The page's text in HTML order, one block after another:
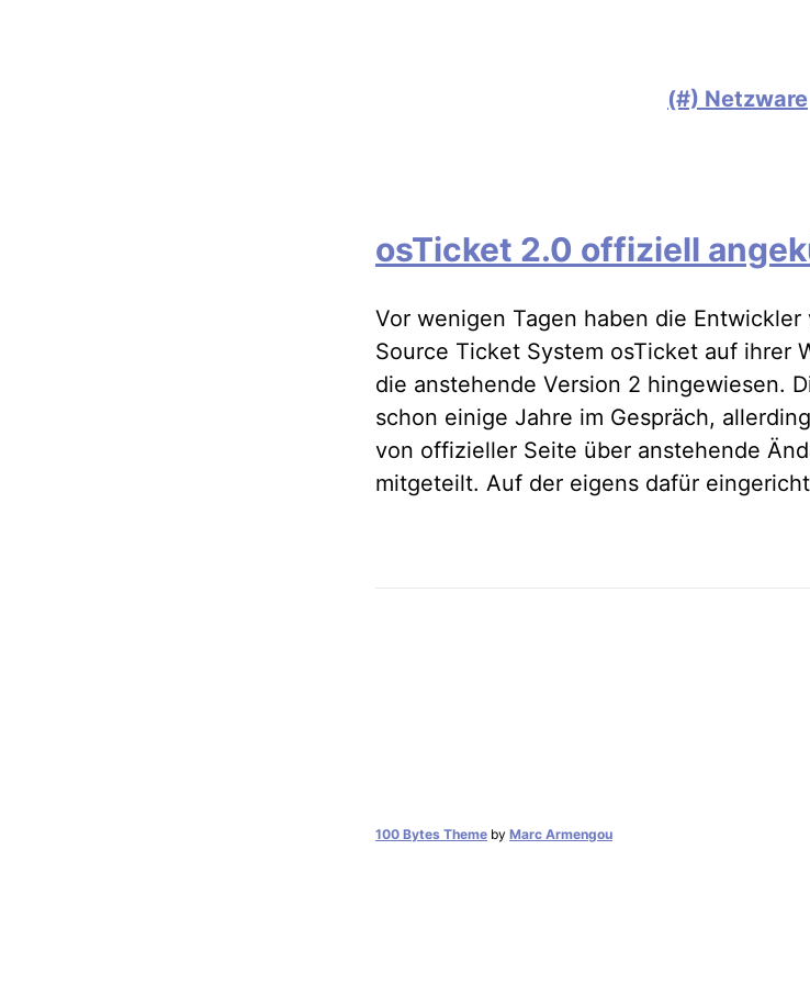
(#) Netzware
osTicket 2.0 offiziell
Vor wenigen Tagen haben die
Source Ticket System osTicket auf ihrer
die anstehende Version 2 hingewiesen.
schon einige Jahre im Gespräch,
von offizieller Seite über anstehende
mitgeteilt. Auf der eigens dafür
100 Bytes Theme by Marc Armengou